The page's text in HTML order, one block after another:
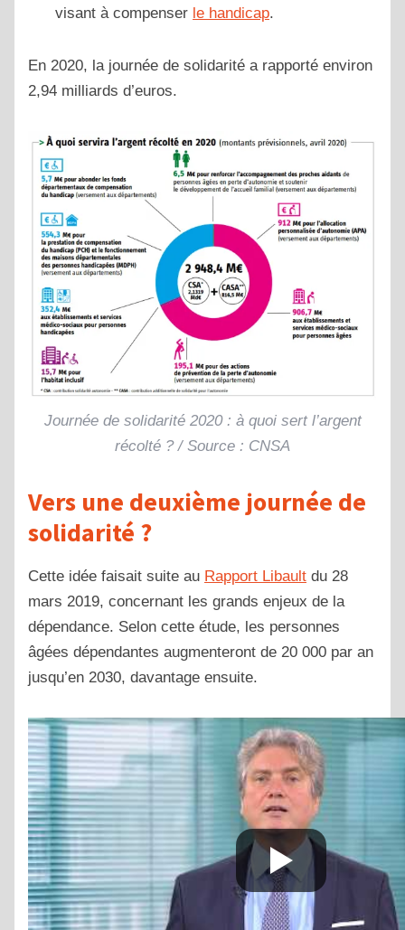
visant à compenser le handicap.
En 2020, la journée de solidarité a rapporté environ
2,94 milliards d’euros.
Journée de solidarité 2020 : à quoi sert l’argent
récolté ? / Source : CNSA
Vers une deuxième journée de
solidarité ?
Cette idée faisait suite au Rapport Libault du 28
mars 2019, concernant les grands enjeux de la
dépendance. Selon cette étude, les personnes
âgées dépendantes augmenteront de 20 000 par an
jusqu’en 2030, davantage ensuite.